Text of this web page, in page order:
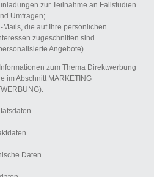
zur Teilnahme an Fallstudien
Umfragen;
Mails, die auf Ihre persönlichen
zugeschnitten sind
Angebote).
zum Thema Direktwerbung
im Abschnitt MARKETING
Daten